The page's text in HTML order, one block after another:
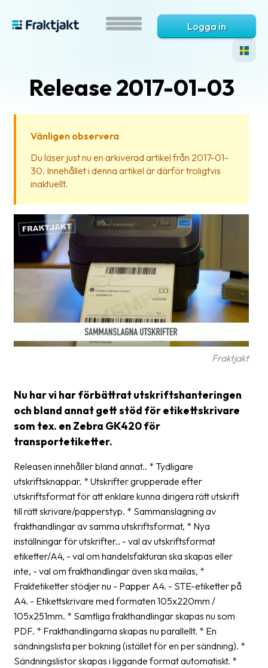
Vad
Hjälp?
Vanliga
frågor
Skrivarinställningar
Tulldeklarationer
Leveransvillkor
Upphämtningar
Manualer
Nedladdningar
Streckkodsläsare
Kundtjänst
Om
företaget
Om
Fraktjakt
Logga in
Release 2017-01-03
Vänligen observera
Du läser just nu en arkiverad artikel från 2017-01-
30. Innehållet i denna artikel är därför troligtvis
inaktuellt.
Fraktjakt
Nu har vi har förbättrat utskriftshanteringen
och bland annat gett stöd för etikettskrivare
som tex. en Zebra GK420 för
transportetiketter.
Releasen innehåller bland annat.. * Tydligare
utskriftsknappar. * Utskrifter grupperade efter
utskriftsformat för att enklare kunna dirigera rätt utskrift
till rätt skrivare/papperstyp. * Sammanslagning av
frakthandlingar av samma utskriftsformat, * Nya
inställningar för utskrifter.. - val av utskriftsformat
etiketter/A4, - val om handelsfakturan ska skapas eller
inte, - val om frakthandlingar även ska mailas, *
Fraktetiketter stödjer nu - Papper A4. - STE-etiketter på
A4. - Etikettskrivare med formaten 105x220mm /
105x251mm. * Samtliga frakthandlingar skapas nu som
PDF. * Frakthandlingarna skapas nu parallellt. * En
sändningslista per bokning (istället för en per sändning). *
Sändningslistor skapas i liggande format automatiskt. *